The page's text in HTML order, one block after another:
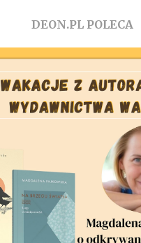
DEON.PL POLECA